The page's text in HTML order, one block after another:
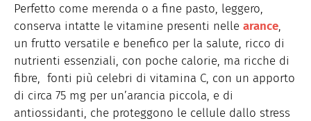
Perfetto come merenda o a fine pasto, leggero,
conserva intatte le vitamine presenti nelle arance,
un frutto versatile e benefico per la salute, ricco di
nutrienti essenziali, con poche calorie, ma ricche di
fibre, fonti più celebri di vitamina C, con un apporto
di circa 75 mg per un’arancia piccola, e di
antiossidanti, che proteggono le cellule dallo stress